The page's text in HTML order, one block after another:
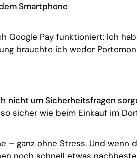
Smartphone
Google Pay funktioniert: Ich
brauchte ich weder
nicht um Sicherheitsfragen
sicher wie beim Einkauf im
– ganz ohne Stress. Und wenn
noch schnell etwas